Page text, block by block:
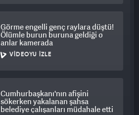
Görme engelli genç raylara düştü!
Ölümle burun buruna geldiği o
anlar kamerada
VIDEOYU İZLE
Cumhurbaşkanı'nın afişini
sökerken yakalanan şahsa
belediye çalışanları müdahale etti